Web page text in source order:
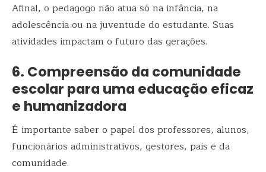
Afinal, o pedagogo não atua só na infância, na
adolescência ou na juventude do estudante. Suas
atividades impactam o futuro das gerações.
6. Compreensão da comunidade
escolar para uma educação eficaz
e humanizadora
É importante saber o papel dos professores, alunos,
funcionários administrativos, gestores, pais e da
comunidade.